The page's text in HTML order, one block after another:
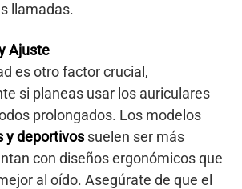
llamadas.
Ajuste
es otro factor crucial,
si planeas usar los auriculares
prolongados. Los modelos
y deportivossuelen ser más
con diseños ergonómicos que
al oído. Asegúrate de que el